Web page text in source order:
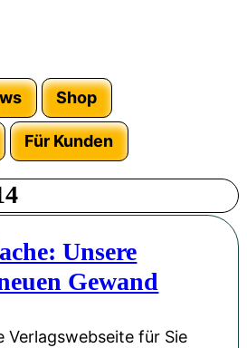
Shop
Für Kunden
Unsere
Gewand
Verlagswebseite für Sie